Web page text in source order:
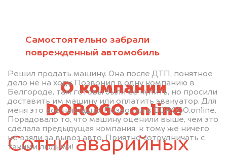
Самостоятельно забрали
поврежденный автомобиль
Решил продать машину. Она после ДТП, понятное
дело не на ходу. Позвонил в одну компанию в
Белгороде, там готовы были ее купить, но просили
доставить им машину или оплатить эвакуатор. Для
меня это все накладно. Позвонил в DOROGO.online.
Порадовало то, что машину оценили выше, чем это
сделала предыдущая компания, к тому же ничего
не взяли за вывоз авто. Приятно сотрудничать с
такими людьми!
О компании
DOROGO.online
Сотни аварийных